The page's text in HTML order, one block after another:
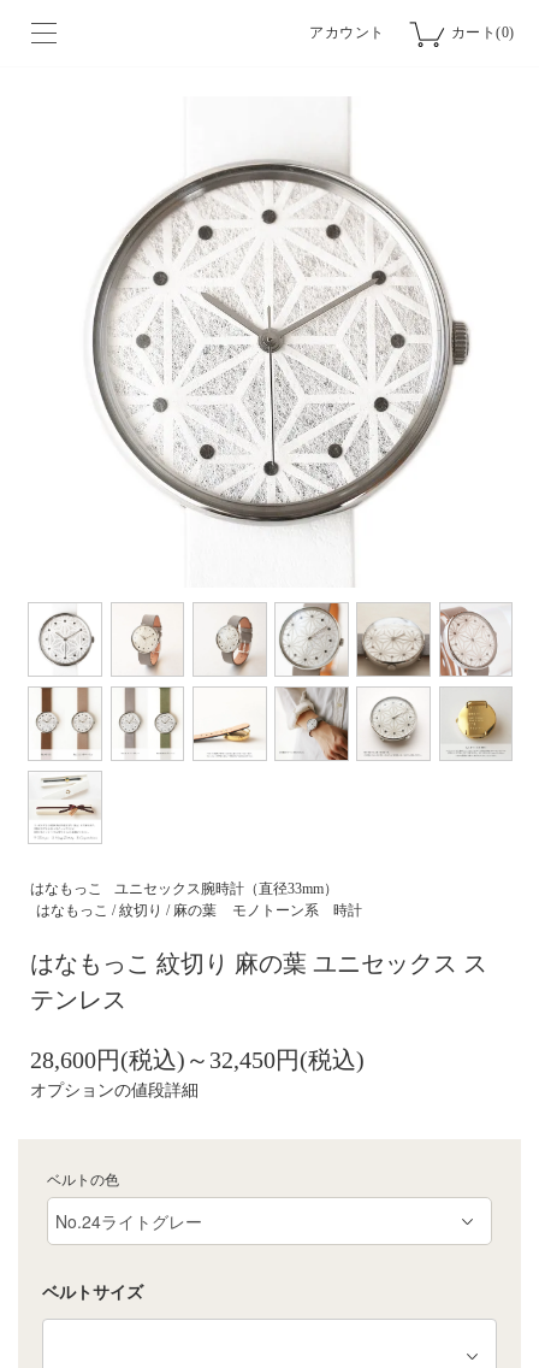
アカウント カート(0)
はなもっこ
ユニセックス腕時計（直径33mm）
はなもっこ / 紋切り / 麻の葉
モノトーン系 時計
はなもっこ 紋切り 麻の葉 ユニセックス ス
テンレス
28,600円(税込)～32,450円(税込)
オプションの値段詳細
ベルトの色
ベルトサイズ